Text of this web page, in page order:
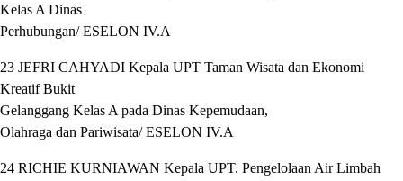
Kelas A Dinas
Perhubungan/ ESELON IV.A
23 JEFRI CAHYADI Kepala UPT Taman Wisata dan Ekonomi
Kreatif Bukit
Gelanggang Kelas A pada Dinas Kepemudaan,
Olahraga dan Pariwisata/ ESELON IV.A
24 RICHIE KURNIAWAN Kepala UPT. Pengelolaan Air Limbah